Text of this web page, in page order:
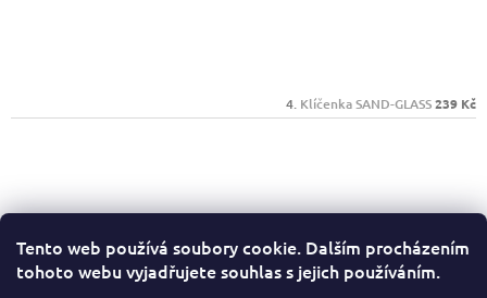
Tento web používá soubory cookie. Dalším procházením
tohoto webu vyjadřujete souhlas s jejich používáním.
Klíčenka SAND-GLASS239 Kč
Psací sada Mark Twain 1385603 389 Kč